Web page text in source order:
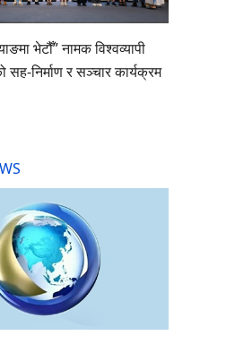
भेटौँ” नामक विश्वव्यापी
सह-निर्माण र सञ्चार कार्यक्रम